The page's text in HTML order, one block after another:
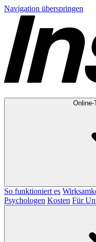
Navigation überspringen
Online-
So funktioniert es
Psychologen Kosten Für